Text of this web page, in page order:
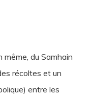
du Samhain
récoltes et un
entre les